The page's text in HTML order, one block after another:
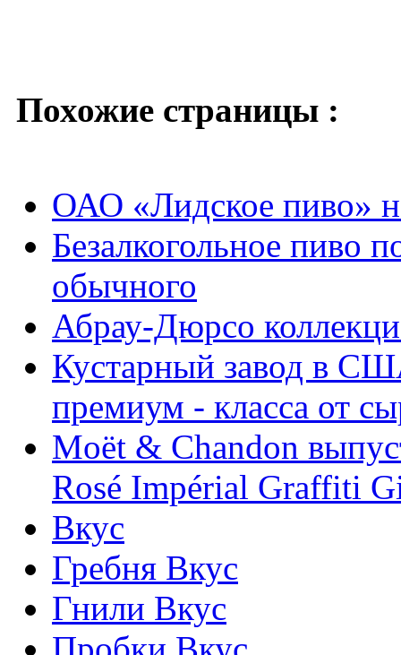
Похожие страницы :
ОАО «Лидское пиво»
Безалкогольное пиво
обычного
Абрау-Дюрсо
Кустарный завод в
премиум - класса от
Moët & Chandon
Rosé Impérial Graffiti
Вкус
Гребня Вкус
Гнили Вкус